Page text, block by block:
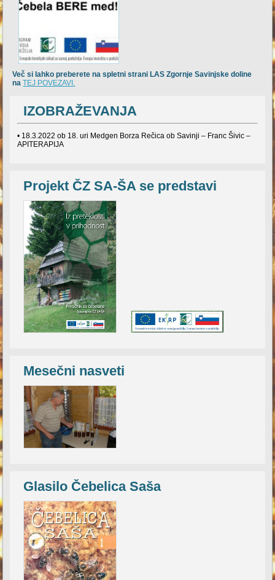
Več si lahko preberete na spletni strani LAS Zgornje Savinjske doline
naTEJ POVEZAVI.
IZOBRAŽEVANJA
• 18.3.2022 ob 18. uri Medgen Borza Rečica ob Savinji – Franc Šivic –
APITERAPIJA
Projekt ČZ SA-ŠA se predstavi
Mesečni nasveti
Glasilo Čebelica Saša